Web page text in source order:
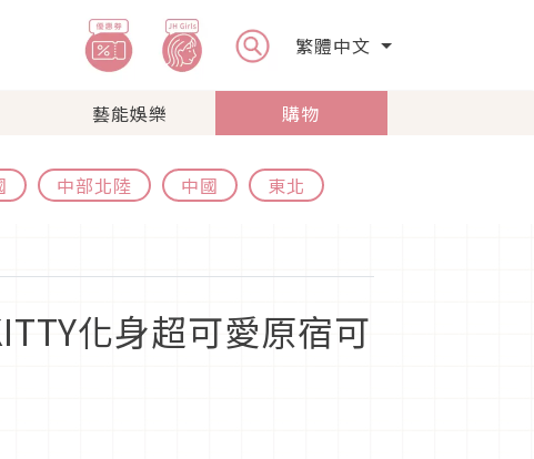
繁體中文
藝能娛樂 購物
中部北陸 中國 東北
化身超可愛原宿可